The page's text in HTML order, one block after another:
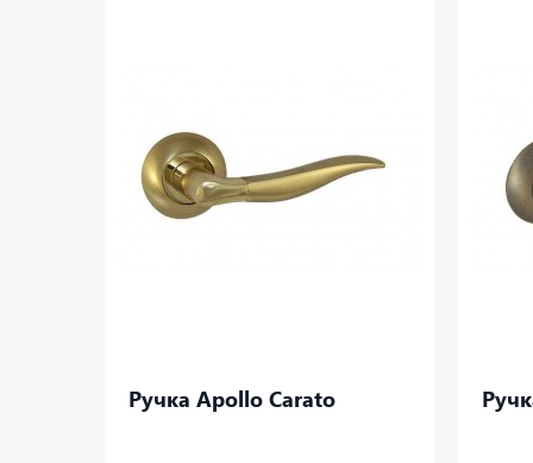
Ручка Apollo Carato